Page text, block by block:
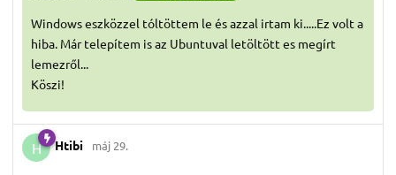
Windows eszközzel tóltöttem le és azzal irtam ki.....Ez volt a
hiba. Már telepítem is az Ubuntuval letöltött es megírt
lemezről...
Köszi!
H Htibi máj 29.